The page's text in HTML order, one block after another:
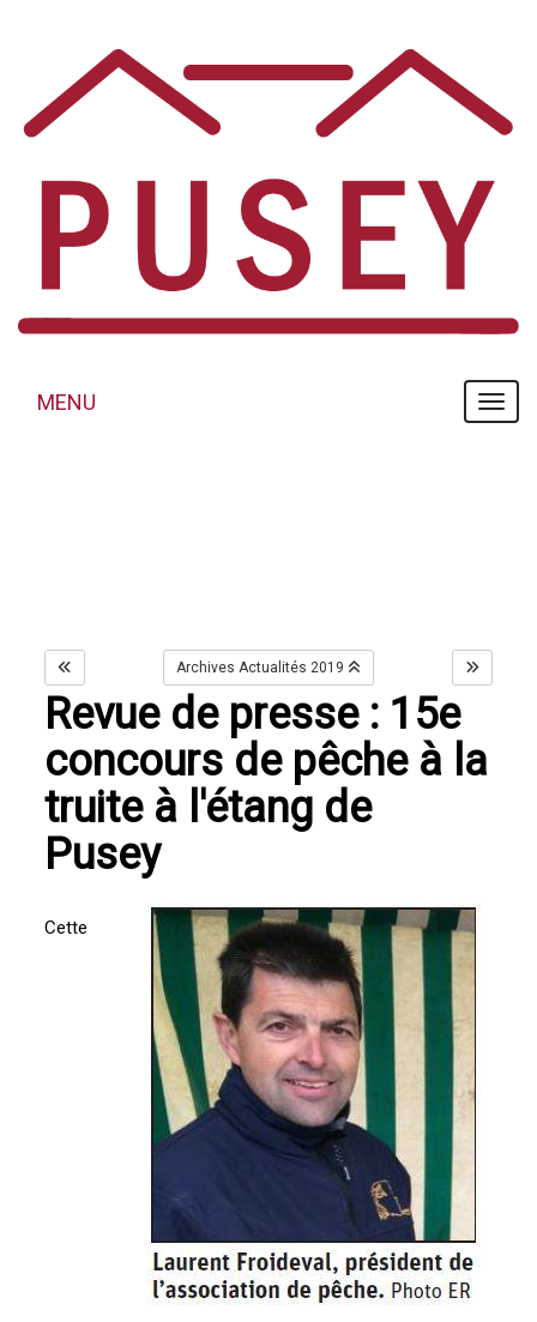
MENU
MENU
Archives Actualités 2019
Revue de presse : 15e
concours de pêche à la
truite à l'étang de
Pusey
Cette